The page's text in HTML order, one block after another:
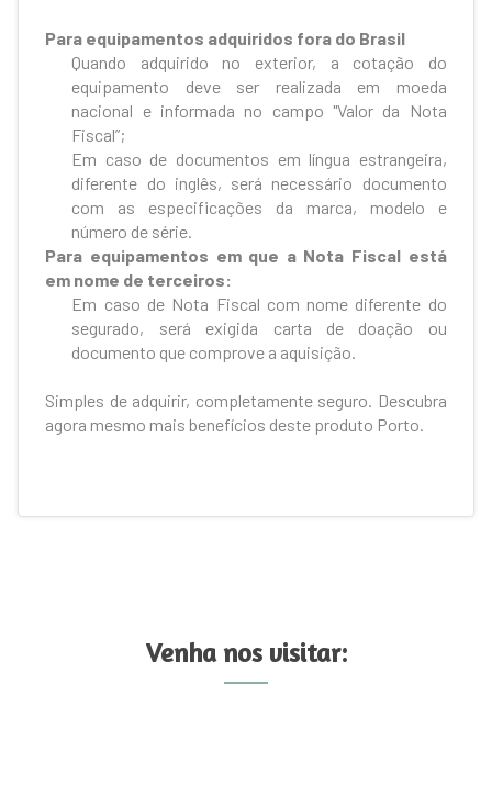
Para equipamentos adquiridos fora do Brasil
Quando adquirido no exterior, a cotação do
equipamento deve ser realizada em moeda
nacional e informada no campo "Valor da Nota
Fiscal”;
Em caso de documentos em língua estrangeira,
diferente do inglês, será necessário documento
com as especificações da marca, modelo e
número de série.
Para equipamentos em que a Nota Fiscal está
em nome de terceiros:
Em caso de Nota Fiscal com nome diferente do
segurado, será exigida carta de doação ou
documento que comprove a aquisição.
Simples de adquirir, completamente seguro. Descubra
agora mesmo mais benefícios deste produto Porto.
Venha nos visitar: